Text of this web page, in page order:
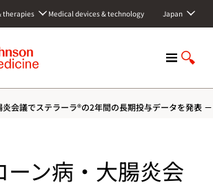
therapies Medical devices & technology Japan
M
n
u
S
o
w
会議でステラーラ®の2年間の長期投与データを発表
ーン病・大腸炎会